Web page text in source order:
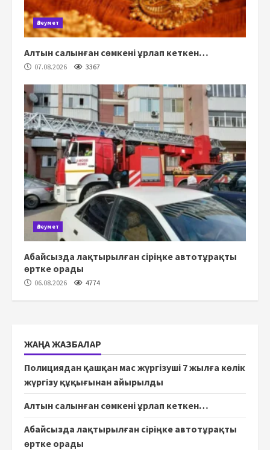
Әлеумет
Алтын салынған сөмкені ұрлап кеткен…
07.08.2026 3367
Әлеумет
Абайсызда лақтырылған сіріңке автотұрақты
өртке орады
06.08.2026 4774
ЖАҢА ЖАЗБАЛАР
Полициядан қашқан мас жүргізуші 7 жылға көлік
жүргізу құқығынан айырылды
Алтын салынған сөмкені ұрлап кеткен…
Абайсызда лақтырылған сіріңке автотұрақты
өртке орады